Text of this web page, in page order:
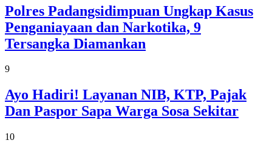
Polres Padangsidimpuan Ungkap Kasus
Penganiayaan dan Narkotika, 9
Tersangka Diamankan
9
Ayo Hadiri! Layanan NIB, KTP, Pajak
Dan Paspor Sapa Warga Sosa Sekitar
10